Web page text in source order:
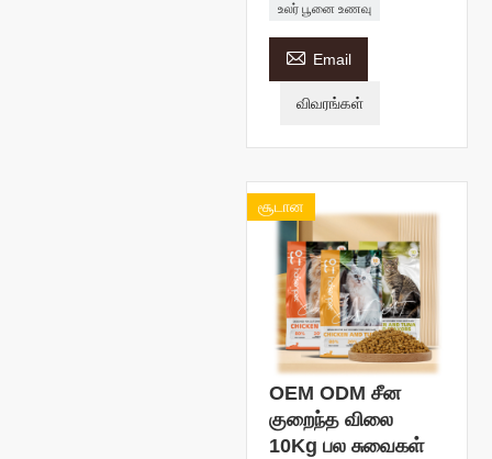
உலர் பூனை உணவு
 Email
விவரங்கள்
சூடான
OEM ODM சீன
குறைந்த விலை
10Kg பல சுவைகள்